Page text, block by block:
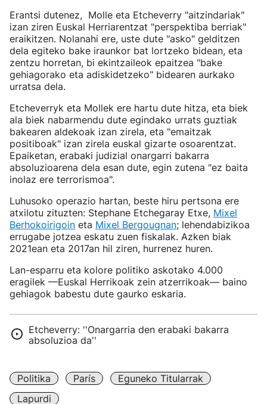
Erantsi dutenez, Molle eta Etcheverry "aitzindariak"
izan ziren Euskal Herriarentzat "perspektiba berriak"
eraikitzen. Nolanahi ere, uste dute "asko" gelditzen
dela egiteko bake iraunkor bat lortzeko bidean, eta
zentzu horretan, bi ekintzaileok epaitzea "bake
gehiagorako eta adiskidetzeko" bidearen aurkako
urratsa dela.
Etcheverryk eta Mollek ere hartu dute hitza, eta biek
ala biek nabarmendu dute egindako urrats guztiak
bakearen aldekoak izan zirela, eta "emaitzak
positiboak" izan zirela euskal gizarte osoarentzat.
Epaiketan, erabaki judizial onargarri bakarra
absoluzioarena dela esan dute, egin zutena "ez baita
inolaz ere terrorismoa".
Luhusoko operazio hartan, beste hiru pertsona ere
atxilotu zituzten: Stephane Etchegaray Etxe, Mixel
Berhokoirigoin eta Mixel Bergougnan; lehendabizikoa
errugabe jotzea eskatu zuen fiskalak. Azken biak
2021ean eta 2017an hil ziren, hurrenez huren.
Lan-esparru eta kolore politiko askotako 4.000
eragilek —Euskal Herrikoak zein atzerrikoak— baino
gehiagok babestu dute gaurko eskaria.
Etcheverry: ''Onargarria den erabaki bakarra
absoluzioa da''
Politika París
Eguneko Titularrak
Lapurdi